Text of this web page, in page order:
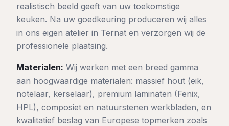
realistisch beeld geeft van uw toekomstige
keuken. Na uw goedkeuring produceren wij alles
in ons eigen atelier in Ternat en verzorgen wij de
professionele plaatsing.
Materialen: Wij werken met een breed gamma
aan hoogwaardige materialen: massief hout (eik,
notelaar, kerselaar), premium laminaten (Fenix,
HPL), composiet en natuurstenen werkbladen, en
kwalitatief beslag van Europese topmerken zoals